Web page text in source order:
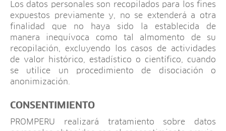
Los datos personales son recopilados para los fines
expuestos previamente y, no se extenderá a otra
finalidad que no haya sido la establecida de
manera inequívoca como tal almomento de su
recopilación, excluyendo los casos de actividades
de valor histórico, estadístico o científico, cuando
se utilice un procedimiento de disociación o
anonimización.
CONSENTIMIENTO
PROMPERU realizará tratamiento sobre datos